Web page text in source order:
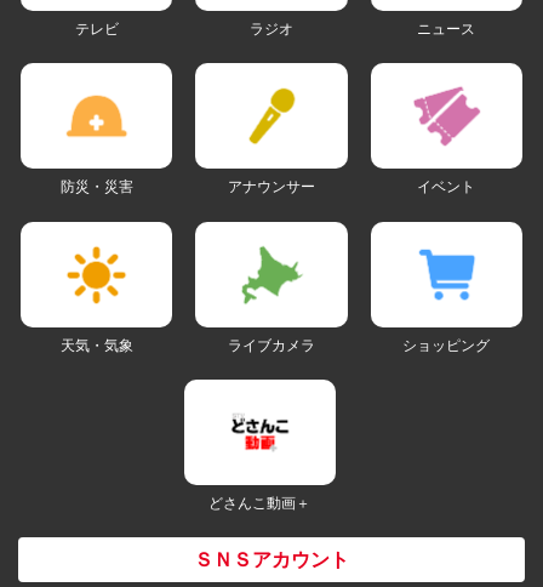
テレビ ラジオ ニュース
防災・災害 アナウンサー イベント
天気・気象 ライブカメラ ショッピング
どさんこ動画＋
ＳＮＳアカウント